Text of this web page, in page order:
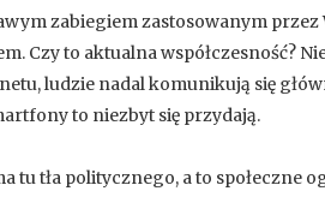
zabiegiem zastosowanym
Czy to aktualna współczesność?
ludzie nadal komunikują się
to niezbyt się przydają.
tu tła politycznego, a to społeczne